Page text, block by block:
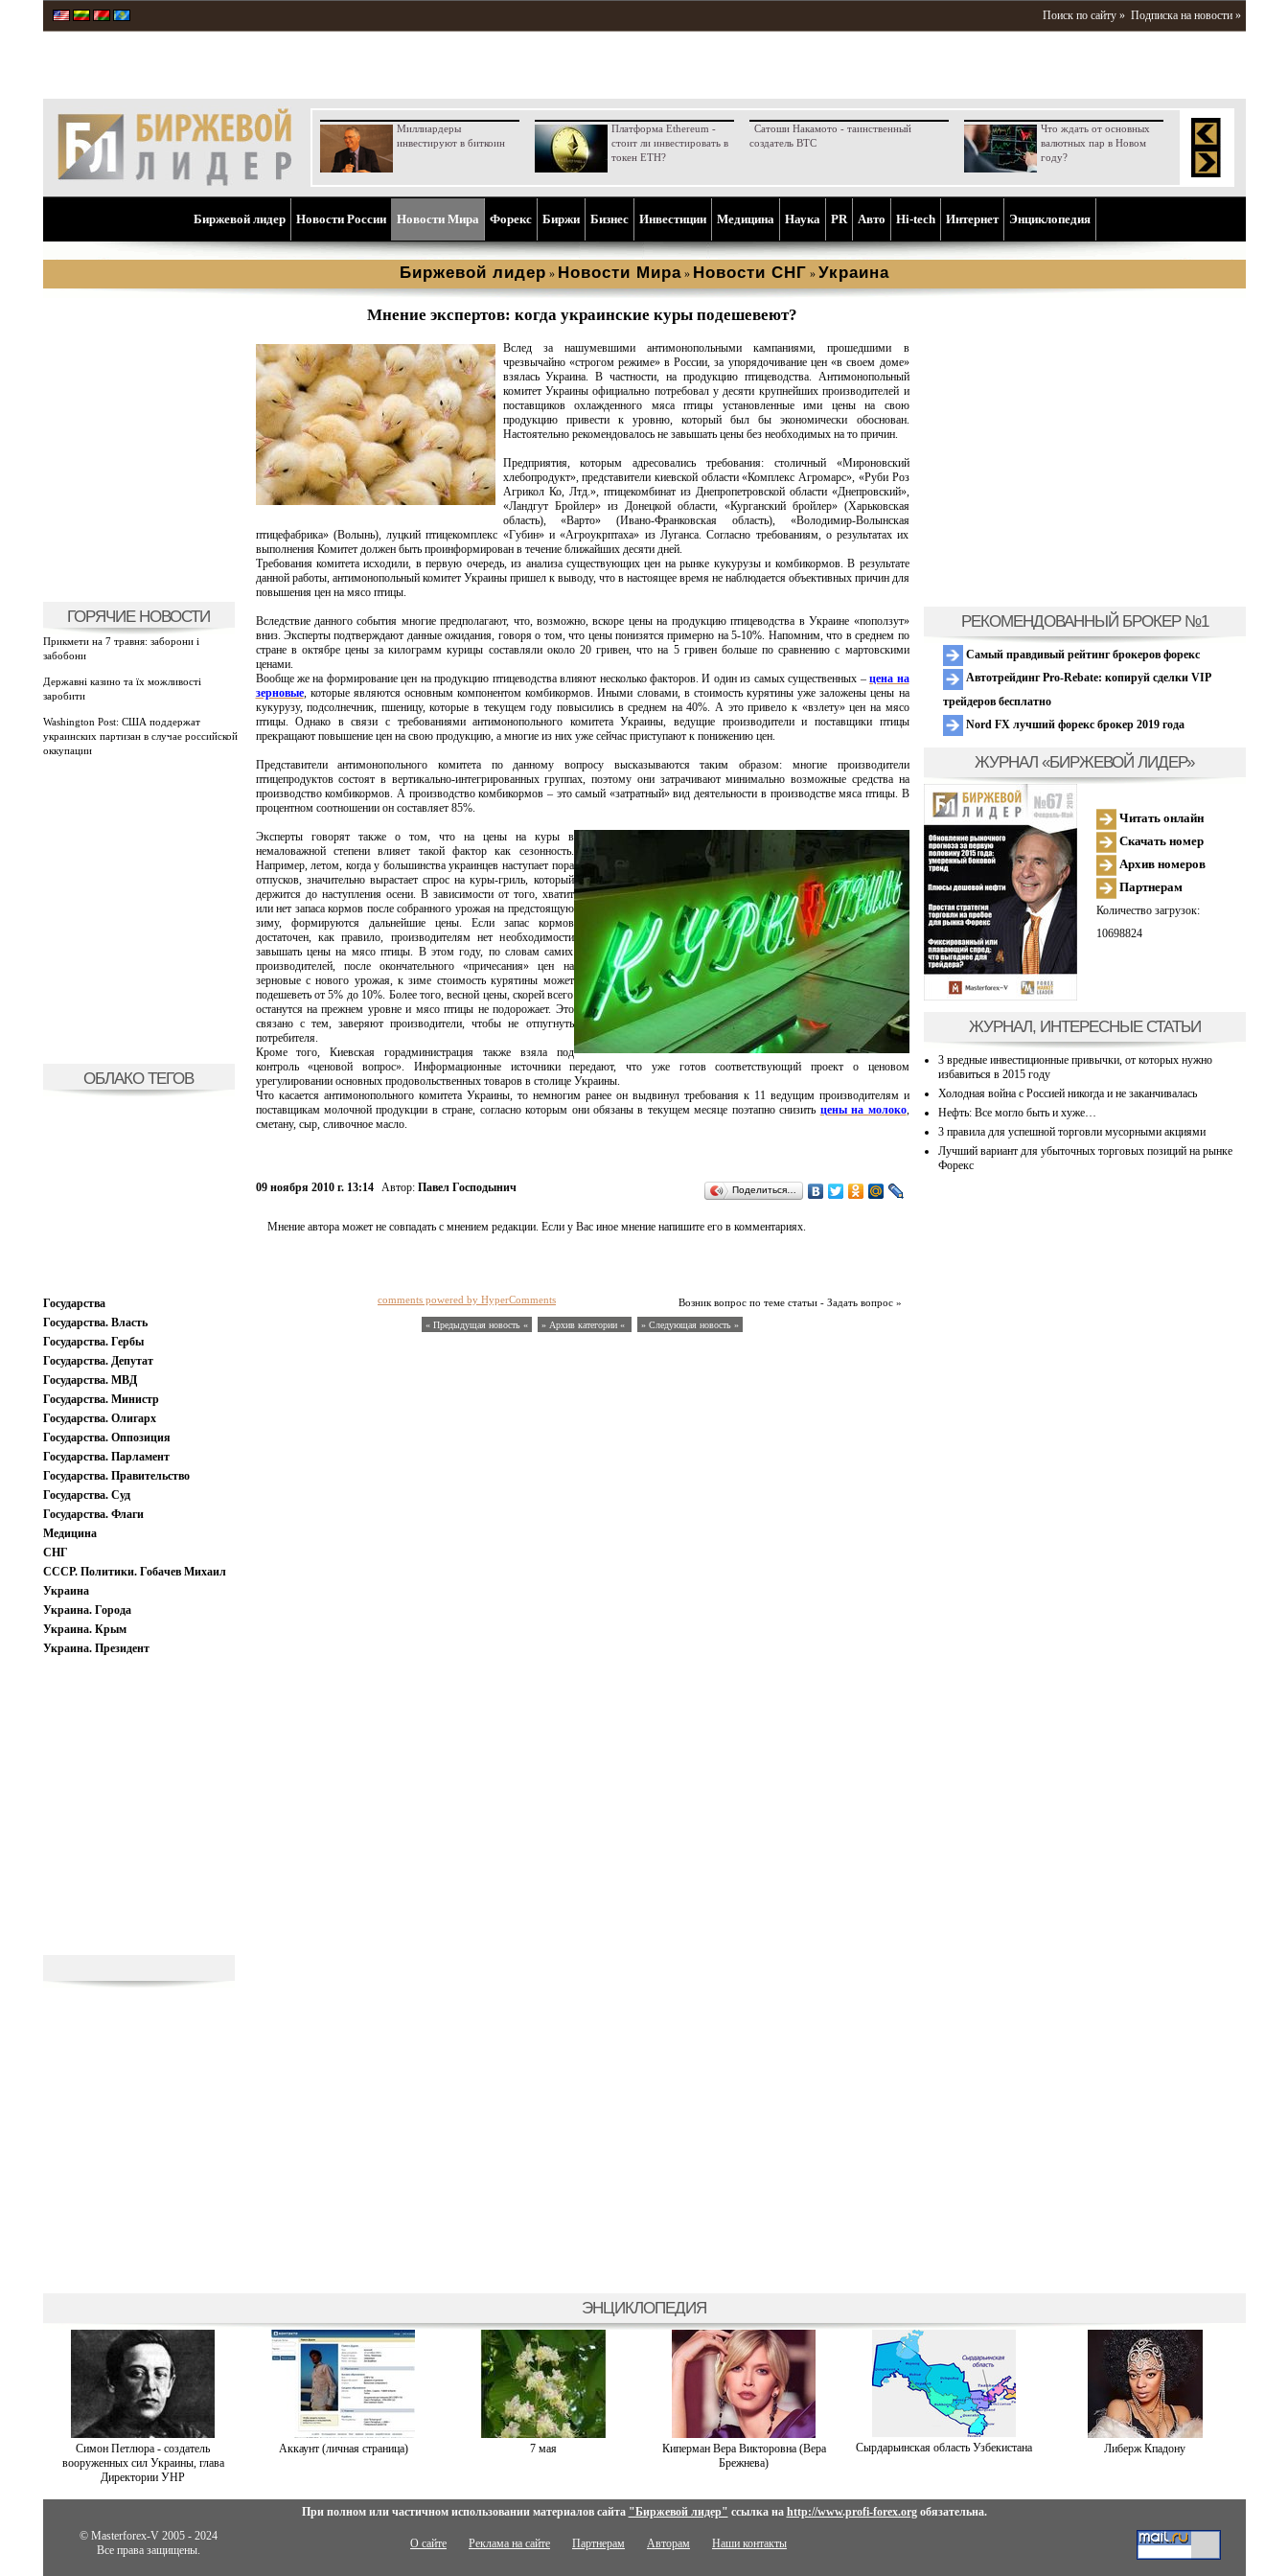
Поиск по сайту » Подписка на новости »
Миллиардеры
инвестируют в биткоин
Платформа Ethereum -
стоит ли инвестировать в
токен ETH?
Сатоши Накамото - таинственный
создатель BTC
Что ждать от основных
валютных пар в Новом
году?
Биржевой лидер Новости России Новости Мира Форекс Биржи Бизнес Инвестиции Медицина Наука PR Aвто Hi-tech Интернет Энциклопедия
Биржевой лидер » Новости Мира » Новости СНГ » Украина
ГОРЯЧИЕ НОВОСТИ
Прикмети на 7 травня: заборони і
забобони
Державні казино та їх можливості
заробити
Washington Post: США поддержат
украинских партизан в случае российской
оккупации
ОБЛАКО ТЕГОВ
Государства
Государства. Власть
Государства. Гербы
Государства. Депутат
Государства. МВД
Государства. Министр
Государства. Олигарх
Государства. Оппозиция
Государства. Парламент
Государства. Правительство
Государства. Суд
Государства. Флаги
Медицина
СНГ
СССР. Политики. Гобачев Михаил
Украина
Украина. Города
Украина. Крым
Украина. Президент
Мнение экспертов: когда украинские куры подешевеют?
Вслед за нашумевшими антимонопольными кампаниями, прошедшими в
чрезвычайно «строгом режиме» в России, за упорядочивание цен «в своем доме»
взялась Украина. В частности, на продукцию птицеводства. Антимонопольный
комитет Украины официально потребовал у десяти крупнейших производителей и
поставщиков охлажденного мяса птицы установленные ими цены на свою
продукцию привести к уровню, который был бы экономически обоснован.
Настоятельно рекомендовалось не завышать цены без необходимых на то причин.
Предприятия, которым адресовались требования: столичный «Мироновский
хлебопродукт», представители киевской области «Комплекс Агромарс», «Руби Роз
Агрикол Ко, Лтд.», птицекомбинат из Днепропетровской области «Днепровский»,
«Ландгут Бройлер» из Донецкой области, «Курганский бройлер» (Харьковская
область), «Варто» (Ивано-Франковская область), «Володимир-Волынская
птицефабрика» (Волынь), луцкий птицекомплекс «Губин» и «Агроукрптаха» из Луганса. Согласно требованиям, о результатах их
выполнения Комитет должен быть проинформирован в течение ближайших десяти дней.
Требования комитета исходили, в первую очередь, из анализа существующих цен на рынке кукурузы и комбикормов. В результате
данной работы, антимонопольный комитет Украины пришел к выводу, что в настоящее время не наблюдается объективных причин для
повышения цен на мясо птицы.
Вследствие данного события многие предполагают, что, возможно, вскоре цены на продукцию птицеводства в Украине «поползут»
вниз. Эксперты подтверждают данные ожидания, говоря о том, что цены понизятся примерно на 5-10%. Напомним, что в среднем по
стране в октябре цены за килограмм курицы составляли около 20 гривен, что на 5 гривен больше по сравнению с мартовскими
ценами.
Вообще же на формирование цен на продукцию птицеводства влияют несколько факторов. И один из самых существенных –цена на
зерновые, которые являются основным компонентом комбикормов. Иными словами, в стоимость курятины уже заложены цены на
кукурузу, подсолнечник, пшеницу, которые в текущем году повысились в среднем на 40%. А это привело к «взлету» цен на мясо
птицы. Однако в связи с требованиями антимонопольного комитета Украины, ведущие производители и поставщики птицы
прекращают повышение цен на свою продукцию, а многие из них уже сейчас приступают к понижению цен.
Представители антимонопольного комитета по данному вопросу высказываются таким образом: многие производители
птицепродуктов состоят в вертикально-интегрированных группах, поэтому они затрачивают минимально возможные средства на
производство комбикормов. А производство комбикормов – это самый «затратный» вид деятельности в производстве мяса птицы. В
процентном соотношении он составляет 85%.
Эксперты говорят также о том, что на цены на куры в
немаловажной степени влияет такой фактор как сезонность.
Например, летом, когда у большинства украинцев наступает пора
отпусков, значительно вырастает спрос на куры-гриль, который
держится до наступления осени. В зависимости от того, хватит
или нет запаса кормов после собранного урожая на предстоящую
зиму, формируются дальнейшие цены. Если запас кормов
достаточен, как правило, производителям нет необходимости
завышать цены на мясо птицы. В этом году, по словам самих
производителей, после окончательного «причесания» цен на
зерновые с нового урожая, к зиме стоимость курятины может
подешеветь от 5% до 10%. Более того, весной цены, скорей всего
останутся на прежнем уровне и мясо птицы не подорожает. Это
связано с тем, заверяют производители, чтобы не отпугнуть
потребителя.
Кроме того, Киевская горадминистрация также взяла под
контроль «ценовой вопрос». Информационные источники передают, что уже готов соответствующий проект о ценовом
урегулировании основных продовольственных товаров в столице Украины.
Что касается антимонопольного комитета Украины, то немногим ранее он выдвинул требования к 11 ведущим производителям и
поставщикам молочной продукции в стране, согласно которым они обязаны в текущем месяце поэтапно снизить цены на молоко,
сметану, сыр, сливочное масло.
09 ноября 2010 г. 13:14 Автор: Павел Господынич Поделиться…
Мнение автора может не совпадать с мнением редакции. Если у Вас иное мнение напишите его в комментариях.
Возник вопрос по теме статьи - Задать вопрос »
comments powered by HyperComments
« Предыдущая новость « » Архив категории « » Следующая новость »
РЕКОМЕНДОВАННЫЙ БРОКЕР №1
Самый правдивый рейтинг брокеров форекс
Автотрейдинг Pro-Rebate: копируй сделки VIP
трейдеров бесплатно
Nord FX лучший форекс брокер 2019 года
ЖУРНАЛ «БИРЖЕВОЙ ЛИДЕР»
Читать онлайн
Скачать номер
Архив номеров
Партнерам
Количество загрузок:
10698824
ЖУРНАЛ, ИНТЕРЕСНЫЕ СТАТЬИ
3 вредные инвестиционные привычки, от которых нужно
избавиться в 2015 году
Холодная война с Россией никогда и не заканчивалась
Нефть: Все могло быть и хуже…
3 правила для успешной торговли мусорными акциями
Лучший вариант для убыточных торговых позиций на рынке
Форекс
ЭНЦИКЛОПЕДИЯ
Симон Петлюра - создатель
вооруженных сил Украины, глава
Директории УНР
Аккаунт (личная страница) 7 мая
Киперман Вера Викторовна (Вера
Брежнева)
Сырдарьинская область Узбекистана Либерж Кпадону
При полном или частичном использовании материалов сайта "Биржевой лидер" ссылка на http://www.profi-forex.orgобязательна.
© Masterforex-V 2005 - 2024
Все права защищены.
О сайте Реклама на сайте Партнерам Авторам Наши контакты